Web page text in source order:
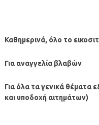
Καθημερινά, όλο το
Για αναγγελία βλαβών
Για όλα τα γενικά θέματα
και υποδοχή αιτημάτων)